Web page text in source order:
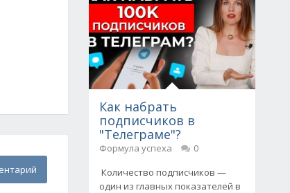
Как набрать
подписчиков в
"Телеграме"?
Формула успеха
0
Количество подписчиков —
один из главных показателей в